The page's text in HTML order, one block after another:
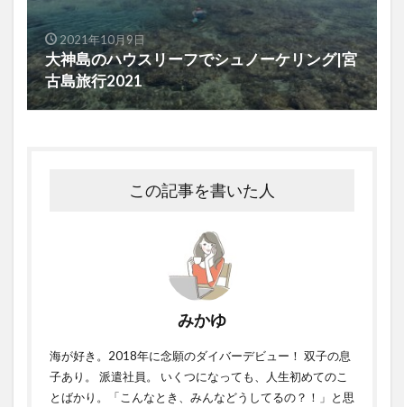
2021年10月9日
大神島のハウスリーフでシュノーケリング|宮
古島旅行2021
この記事を書いた人
みかゆ
海が好き。2018年に念願のダイバーデビュー！ 双子の息
子あり。 派遣社員。 いくつになっても、人生初めてのこ
とばかり。「こんなとき、みんなどうしてるの？！」と思